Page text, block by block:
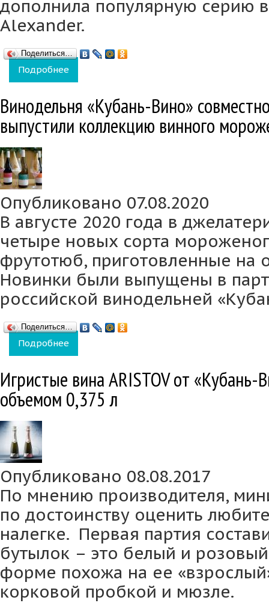
дополнила популярную серию
Alexander.
Поделиться…
Подробнее
Винодельня «Кубань-Вино»
выпустили коллекцию винного
Опубликовано 07.08.2020
В августе 2020 года в
четыре новых сорта
фрутотюб, приготовленные на
Новинки были выпущены в
российской винодельней
Поделиться…
Подробнее
Игристые вина ARISTOV от
объемом 0,375 л
Опубликовано 08.08.2017
По мнению производителя,
по достоинству оценить
налегке. Первая партия
бутылок – это белый и
форме похожа на ее
корковой пробкой и мюзле.